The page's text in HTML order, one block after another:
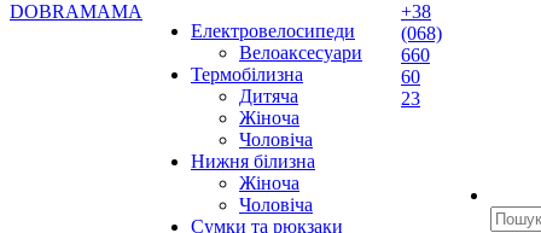
DOBRAMAMA
Електровелосипеди
Велоаксесуари
Термобілизна
Дитяча
Жіноча
Чоловіча
Нижня білизна
Жіноча
Чоловіча
Сумки та рюкзаки
+38
(068)
660
60
23